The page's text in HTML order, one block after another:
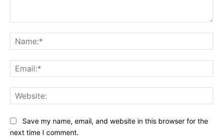
Save my name, email, and website in this browser for the
next time I comment.